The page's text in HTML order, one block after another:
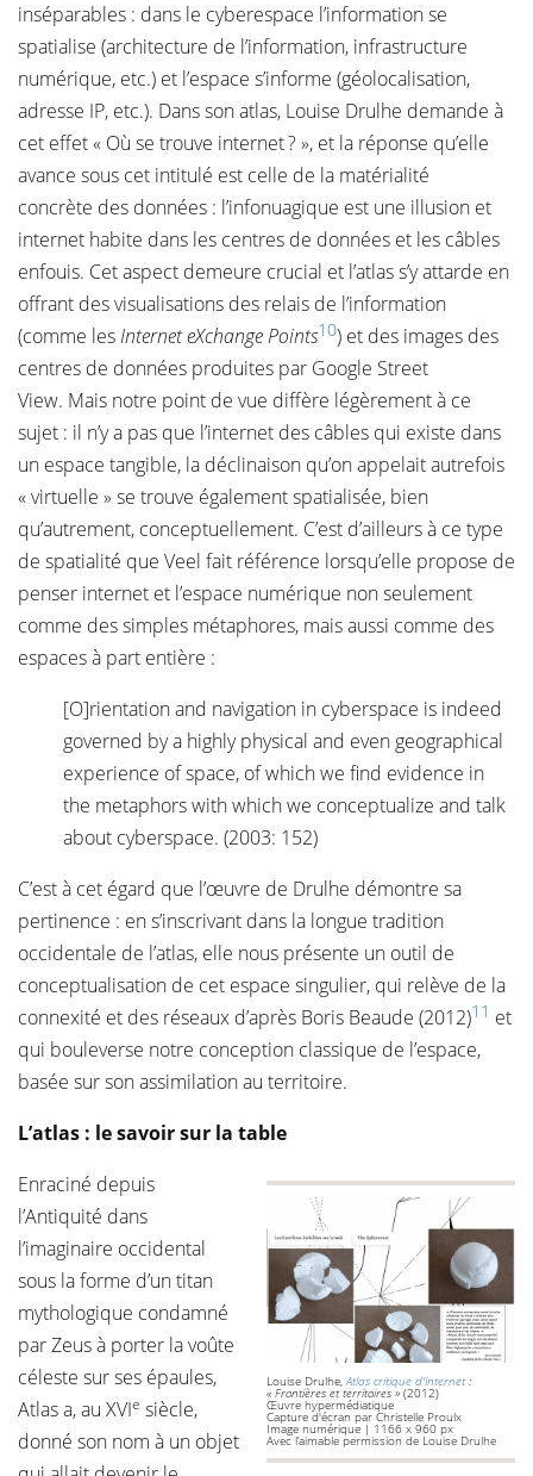
inséparables : dans le cyberespace l’information se
spatialise (architecture de l’information, infrastructure
numérique, etc.) et l’espace s’informe (géolocalisation,
adresse IP, etc.). Dans son atlas, Louise Drulhe demande à
cet effet « Où se trouve internet ? », et la réponse qu’elle
avance sous cet intitulé est celle de la matérialité
concrète des données : l’infonuagique est une illusion et
internet habite dans les centres de données et les câbles
enfouis. Cet aspect demeure crucial et l’atlas s’y attarde en
offrant des visualisations des relais de l’information
(comme lesInternet eXchange Points10) et des images des
centres de données produites par Google Street
View. Mais notre point de vue diffère légèrement à ce
sujet : il n’y a pas que l’internet des câbles qui existe dans
un espace tangible, la déclinaison qu’on appelait autrefois
« virtuelle » se trouve également spatialisée, bien
qu’autrement, conceptuellement. C’est d’ailleurs à ce type
de spatialité que Veel fait référence lorsqu’elle propose de
penser internet et l’espace numérique non seulement
comme des simples métaphores, mais aussi comme des
espaces à part entière :
[O]rientation and navigation in cyberspace is indeed
governed by a highly physical and even geographical
experience of space, of which we find evidence in
the metaphors with which we conceptualize and talk
about cyberspace. (2003: 152)
C’est à cet égard que l’œuvre de Drulhe démontre sa
pertinence : en s’inscrivant dans la longue tradition
occidentale de l’atlas, elle nous présente un outil de
conceptualisation de cet espace singulier, qui relève de la
connexité et des réseaux d’après Boris Beaude (2012)11 et
qui bouleverse notre conception classique de l’espace,
basée sur son assimilation au territoire.
L’atlas : le savoir sur la table
Louise Drulhe,Atlas critique d'Internet:
« Frontières et territoires » (2012)
Œuvre hypermédiatique
Capture d'écran par Christelle Proulx
Image numérique | 1166 x 960 px
Avec l’aimable permission de Louise Drulhe
Enraciné depuis
l’Antiquité dans
l’imaginaire occidental
sous la forme d’un titan
mythologique condamné
par Zeus à porter la voûte
céleste sur ses épaules,
Atlas a, au XVIe siècle,
donné son nom à un objet